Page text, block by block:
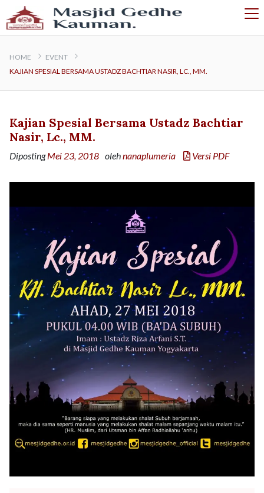
HOME
EVENT
KAJIAN SPESIAL BERSAMA USTADZ BACHTIAR NASIR, LC., MM.
Kajian Spesial Bersama Ustadz Bachtiar
Nasir, Lc., MM.
DipostingMei 23, 2018 olehnanaplumeria Versi PDF